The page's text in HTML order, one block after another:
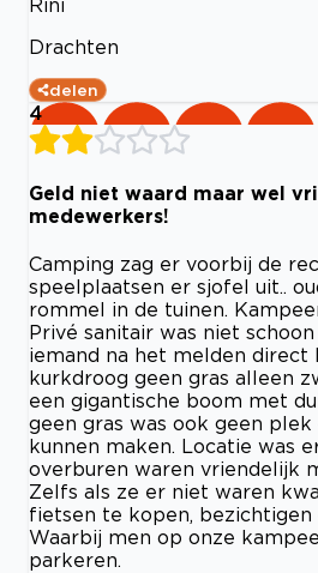
Rini
Drachten
delen
4
Geld niet waard maar wel
medewerkers!
Camping zag er voorbij de
speelplaatsen er sjofel uit..
rommel in de tuinen.
Privé sanitair was niet
iemand na het melden direct
kurkdroog geen gras alleen
een gigantische boom met
geen gras was ook geen
kunnen maken. Locatie was
overburen waren vriendelijk
Zelfs als ze er niet waren
fietsen te kopen,
Waarbij men op onze
parkeren.